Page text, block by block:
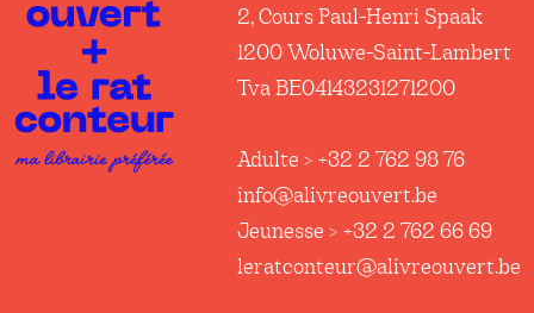
2, Cours Paul-Henri Spaak
1200 Woluwe-Saint-Lambert
Tva BE04143231271200
Adulte > +32 2 762 98 76
info@alivreouvert.be
Jeunesse > +32 2 762 66 69
leratconteur@alivreouvert.be